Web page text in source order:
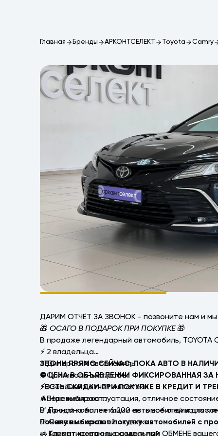
Главная Бренды АРКОНТСЕЛЕКТ Toyota Camry
ДАРИМ ОТЧЁТ ЗА ЗВОНОК - позвоните нам и мы
🎁 ОСАГО В ПОДАРОК ПРИ ПОКУПКЕ 🎁
В продаже легендарный автомобиль, TOYOTA
⚡ 2 владельца
⚡ Дилерский автомобиль
⚡ Оригинальный пробег
⚡ «Зелёный» отчёт Автотеки
⚡ Бережная эксплуатация, отличное
В данной комплектации есть все опции для
✅ Салон из кожаной отделки
✅ Климат контроль раздельный
ЗВОНИ ПРЯМО СЕЙЧАС, ПОКА АВТО В
⛔ ЦЕНА В ОБЪЯВЛЕНИИ ФИКСИРОВАННАЯ ЗА
⚡ЕСТЬ СКИДКИ ПРИ ПОКУПКЕ В КРЕДИТ И
🔥 Нас выбирают:
✅ Продано более 6 200 автомобилей за
Почему выбирают покупку автомобилей с
🚗 Гарантированные скидки при ОБМЕНЕ